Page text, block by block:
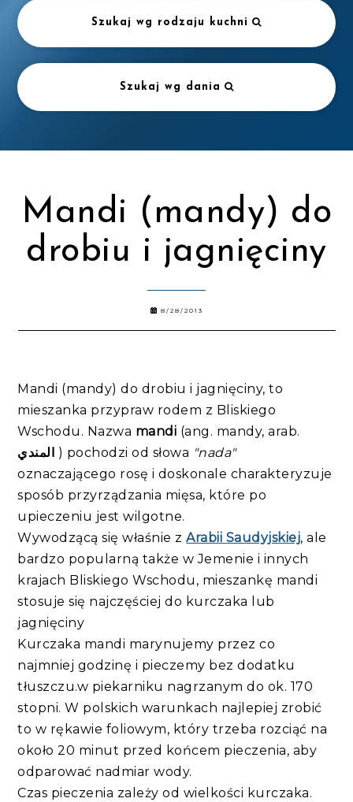
Szukaj wg rodzaju kuchni
Szukaj wg dania
Mandi (mandy) do
drobiu i jagnięciny
8/28/2013
Mandi (mandy) do drobiu i jagnięciny, to
mieszanka przypraw rodem z Bliskiego
Wschodu. Nazwa mandi (ang. mandy, arab.
المندي ) pochodzi od słowa "nada"
oznaczającego rosę i doskonale charakteryzuje
sposób przyrządzania mięsa, które po
upieczeniu jest wilgotne.
Wywodzącą się właśnie zArabii Saudyjskiej, ale
bardzo popularną także w Jemenie i innych
krajach Bliskiego Wschodu, mieszankę mandi
stosuje się najczęściej do kurczaka lub
jagnięciny
Kurczaka mandi marynujemy przez co
najmniej godzinę i pieczemy bez dodatku
tłuszczu.w piekarniku nagrzanym do ok. 170
stopni. W polskich warunkach najlepiej zrobić
to w rękawie foliowym, który trzeba rozciąć na
około 20 minut przed końcem pieczenia, aby
odparować nadmiar wody.
Czas pieczenia zależy od wielkości kurczaka.